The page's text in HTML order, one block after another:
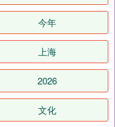
今年
上海
2026
文化